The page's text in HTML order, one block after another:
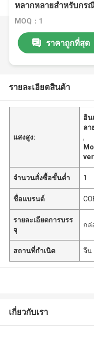
หลากหลายสําหรับก
MOQ：1
ราคาถูกที่สุด
รายละเอียดสินค้า
แสงสูง:
อิน
ลา
,
จำนวนสั่งซื้อขั้นต่ำ 1
ชื่อแบรนด์
รายละเอียดการบรร
จุ
กล่
สถานที่กำเนิด จีน
เกี่ยวกับเรา